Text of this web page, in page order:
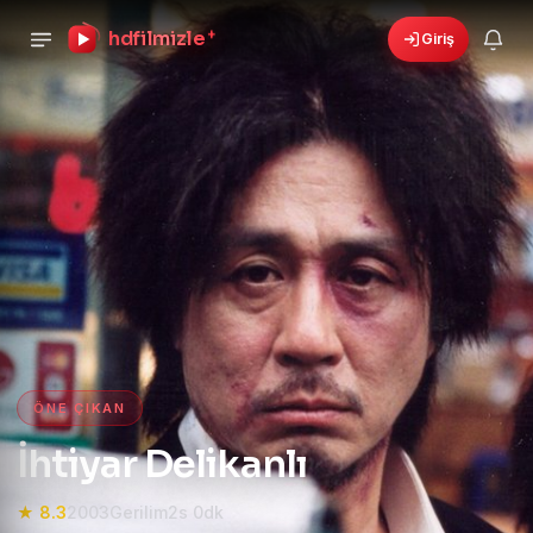
hdfilmizle + Giriş
🎁 6 yeni fırsat! Bonusları gör›
HD Film izle — HD Film İzle,
ÖNE ÇIKAN
İhtiyar Delikanlı
★ 8.32003 Gerilim2s 0dk